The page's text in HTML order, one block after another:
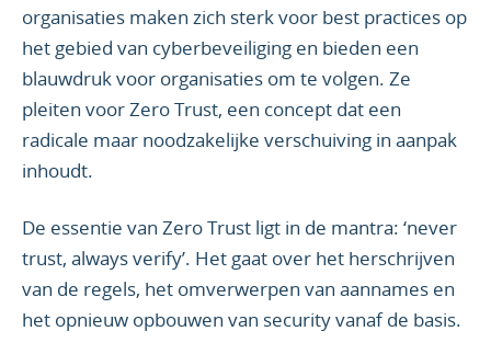
organisaties maken zich sterk voor best practices op
het gebied van cyberbeveiliging en bieden een
blauwdruk voor organisaties om te volgen. Ze
pleiten voor Zero Trust, een concept dat een
radicale maar noodzakelijke verschuiving in aanpak
inhoudt.
De essentie van Zero Trust ligt in de mantra: ‘never
trust, always verify’. Het gaat over het herschrijven
van de regels, het omverwerpen van aannames en
het opnieuw opbouwen van security vanaf de basis.